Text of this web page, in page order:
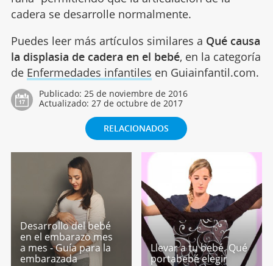
cadera se desarrolle normalmente.
Puedes leer más artículos similares a Qué causa
la displasia de cadera en el bebé, en la categoría
de Enfermedades infantiles en Guiainfantil.com.
Publicado: 25 de noviembre de 2016
Actualizado: 27 de octubre de 2017
RELACIONADOS
Desarrollo del bebé
en el embarazo mes
a mes - Guía para la
embarazada
Llevar a tu bebé. Qué
portabebé elegir